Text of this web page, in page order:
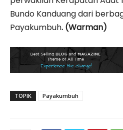
Bundo Kanduang dari
Payakumbuh. (Warman)
TOPIK Payakumbuh